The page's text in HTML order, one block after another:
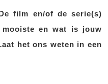
film en/of de serie(s)
en wat is jouw
het ons weten in een